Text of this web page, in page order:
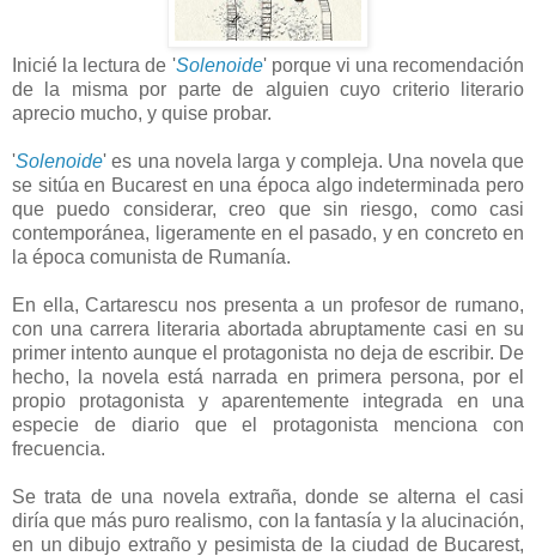
Inicié la lectura de 'Solenoide' porque vi una recomendación
de la misma por parte de alguien cuyo criterio literario
aprecio mucho, y quise probar.
'Solenoide' es una novela larga y compleja. Una novela que
se sitúa en Bucarest en una época algo indeterminada pero
que puedo considerar, creo que sin riesgo, como casi
contemporánea, ligeramente en el pasado, y en concreto en
la época comunista de Rumanía.
En ella, Cartarescu nos presenta a un profesor de rumano,
con una carrera literaria abortada abruptamente casi en su
primer intento aunque el protagonista no deja de escribir. De
hecho, la novela está narrada en primera persona, por el
propio protagonista y aparentemente integrada en una
especie de diario que el protagonista menciona con
frecuencia.
Se trata de una novela extraña, donde se alterna el casi
diría que más puro realismo, con la fantasía y la alucinación,
en un dibujo extraño y pesimista de la ciudad de Bucarest,